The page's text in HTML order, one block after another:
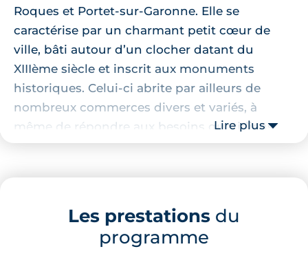
Roques et Portet-sur-Garonne. Elle se
caractérise par un charmant petit cœur de
ville, bâti autour d’un clocher datant du
XIIIème siècle et inscrit aux monuments
historiques. Celui-ci abrite par ailleurs de
nombreux commerces divers et variés, à
même de répondre aux besoins quotidiens
des habitants. C’est une ville parfaite pour les
brocantes et autres événements en tous
genres animant régulièrement la commune,
Lire plus
Les prestations du
programme